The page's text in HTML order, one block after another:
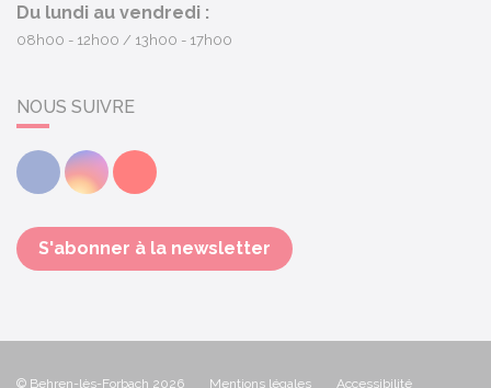
Du lundi au vendredi :
08h00 - 12h00 13h00 - 17h00
NOUS SUIVRE
FacebookInstagramYoutube
S'abonner à la newsletter
© Behren-lès-Forbach 2026 Mentions légales Accessibilité